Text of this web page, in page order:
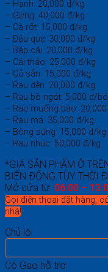
– Hạnh: 20,000 đ/kg
– Gừng: 40,000 đ/kg
– Cà rốt: 15,000 đ/kg
– Đậu que: 30,000 đ/kg
– Bắp cải: 20,000 đ/kg
– Cải thảo: 25,000 đ/kg
– Củ sắn: 15,000 đ/kg
– Rau dền: 20,000 đ/kg
– Rau bồ ngót: 5,000 đ/bó
– Rau muống bào:
– Rau má: 35,000 đ/kg
– Bông súng: 15,000 đ/kg
– Rau nhúc: 50,000 đ/kg
*GIÁ SẢN PHẨM Ở
BIẾN ĐỘNG TÙY THỜI
Mở cửa từ: 06:00 –
Gọi điện thoại đặt hàng,
nhà!
Chủ lô:
Cô Gạo hỗ trợ: